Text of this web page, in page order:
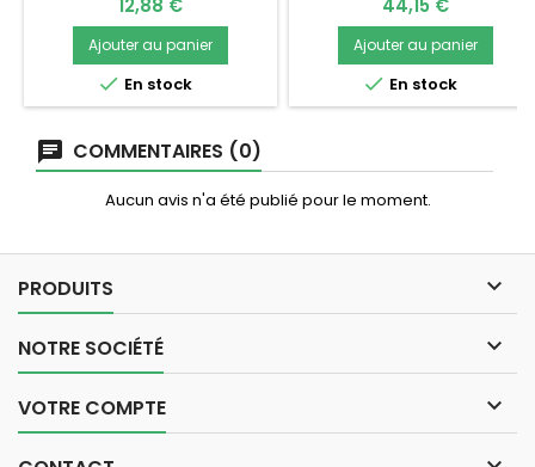
Ajouter au panier
 En stock
Ajouter au panier
 En stock
COMMENTAIRES (0)
Aucun avis n'a été publié pour le moment.
PRODUITS 
NOTRE SOCIÉTÉ 
VOTRE COMPTE 